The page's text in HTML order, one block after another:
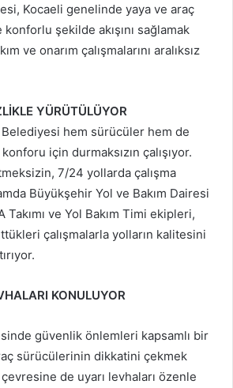
Kocaeli genelinde yaya ve araç
şekilde akışını sağlamak
ve onarım çalışmalarını aralıksız
YÜRÜTÜLÜYOR
hem sürücüler hem de
için durmaksızın çalışıyor.
7/24 yollarda çalışma
Büyükşehir Yol ve Bakım Dairesi
Takımı ve Yol Bakım Timi ekipleri,
çalışmalarla yolların kalitesini
KONULUYOR
güvenlik önlemleri kapsamlı bir
sürücülerinin dikkatini çekmek
çevresine de uyarı levhaları özenle